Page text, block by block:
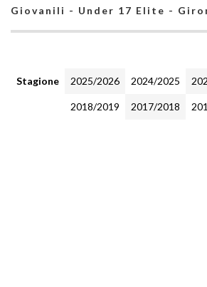
Giovanili - Under 17 Elite -
Stagione 2025/2026 2024/2025
2018/2019 2017/2018